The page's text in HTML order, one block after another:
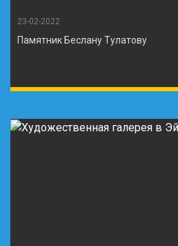
23-02-2022
Памятник Беслану Тулатову